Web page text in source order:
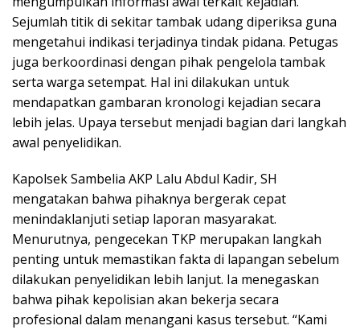
Sejumlah titik di sekitar tambak udang diperiksa guna
mengetahui indikasi terjadinya tindak pidana. Petugas
juga berkoordinasi dengan pihak pengelola tambak
serta warga setempat. Hal ini dilakukan untuk
mendapatkan gambaran kronologi kejadian secara
lebih jelas. Upaya tersebut menjadi bagian dari langkah
awal penyelidikan.
Kapolsek Sambelia AKP Lalu Abdul Kadir, SH
mengatakan bahwa pihaknya bergerak cepat
menindaklanjuti setiap laporan masyarakat.
Menurutnya, pengecekan TKP merupakan langkah
penting untuk memastikan fakta di lapangan sebelum
dilakukan penyelidikan lebih lanjut. Ia menegaskan
bahwa pihak kepolisian akan bekerja secara
profesional dalam menangani kasus tersebut. “Kami